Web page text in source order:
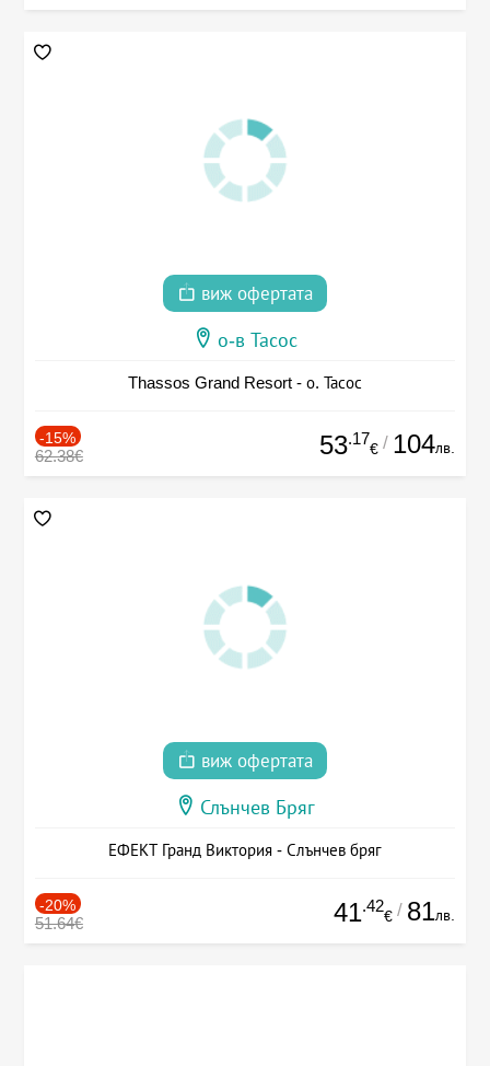
виж офертата
о-в Тасос
Thassos Grand Resort - о. Тасос
-15%
62.38€ 53.17
€ / 104лв.
виж офертата
Слънчев Бряг
ЕФЕКТ Гранд Виктория - Слънчев бряг
-20%
51.64€ 41.42
€ / 81лв.